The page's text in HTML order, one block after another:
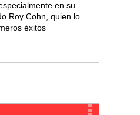
en su
Roy Cohn, quien lo
éxitos